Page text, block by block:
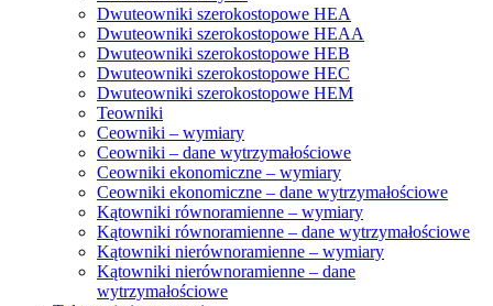
Dwuteowniki szerokostopowe HEA
Dwuteowniki szerokostopowe HEAA
Dwuteowniki szerokostopowe HEB
Dwuteowniki szerokostopowe HEC
Dwuteowniki szerokostopowe HEM
Teowniki
Ceowniki – wymiary
Ceowniki – dane wytrzymałościowe
Ceowniki ekonomiczne – wymiary
Ceowniki ekonomiczne – dane wytrzymałościowe
Kątowniki równoramienne – wymiary
Kątowniki równoramienne – dane wytrzymałościowe
Kątowniki nierównoramienne – wymiary
Kątowniki nierównoramienne – dane
wytrzymałościowe